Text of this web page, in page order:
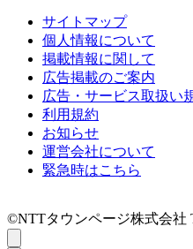
サイトマップ
個人情報について
掲載情報に関して
広告掲載のご案内
広告・サービス取扱い
利用規約
お知らせ
運営会社について
緊急時はこちら
©NTTタウンページ株式会社